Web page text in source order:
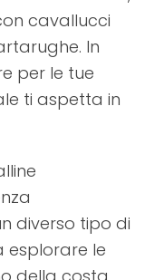
cavallucci
In
per le tue
ti aspetta in
diverso tipo di
esplorare le